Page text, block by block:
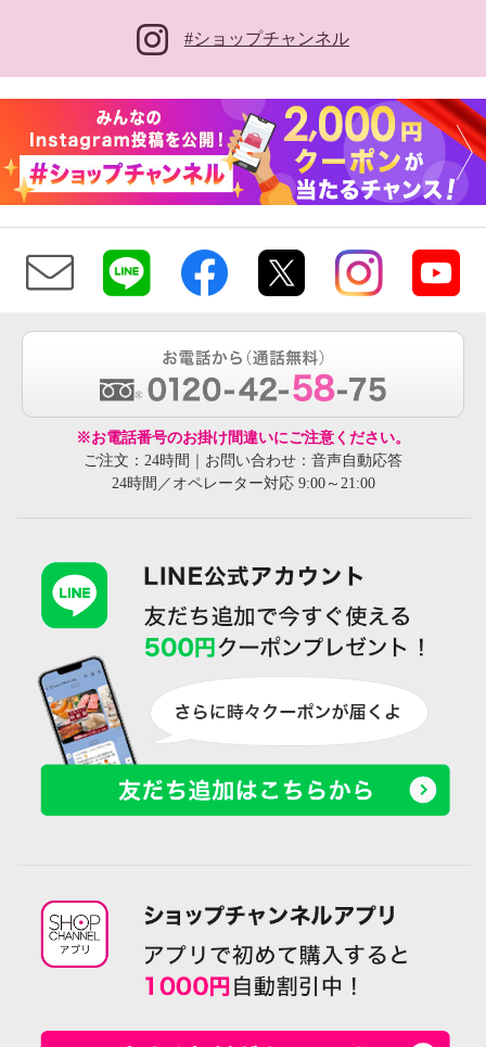
#ショップチャンネル
※お電話番号のお掛け間違いにご注意ください。
ご注文：24時間｜お問い合わせ：音声自動応答
24時間／オペレーター対応 9:00～21:00